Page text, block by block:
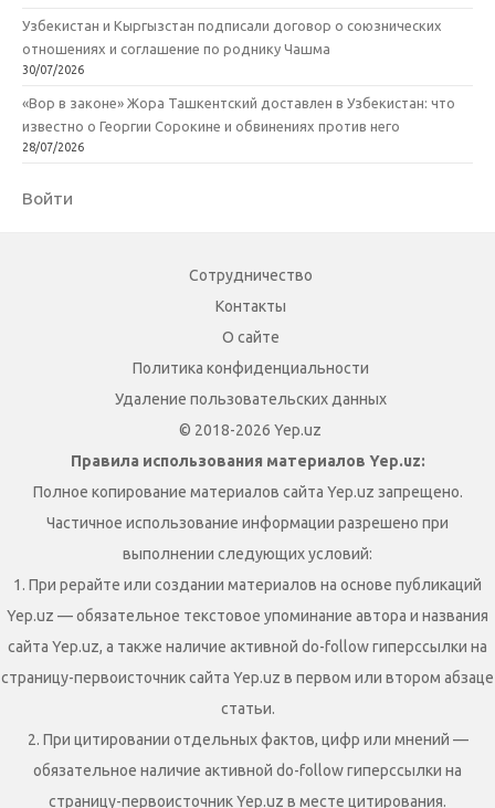
Узбекистан и Кыргызстан подписали договор о союзнических
отношениях и соглашение по роднику Чашма
30/07/2026
«Вор в законе» Жора Ташкентский доставлен в Узбекистан: что
известно о Георгии Сорокине и обвинениях против него
28/07/2026
Войти
Сотрудничество
Контакты
О сайте
Политика конфиденциальности
Удаление пользовательских данных
© 2018-2026 Yep.uz
Правила использования материалов Yep.uz:
Полное копирование материалов сайта Yep.uz запрещено.
Частичное использование информации разрешено при
выполнении следующих условий:
1. При рерайте или создании материалов на основе публикаций
Yep.uz — обязательное текстовое упоминание автора и названия
сайта Yep.uz, а также наличие активной do-follow гиперссылки на
страницу-первоисточник сайта Yep.uz в первом или втором абзаце
статьи.
2. При цитировании отдельных фактов, цифр или мнений —
обязательное наличие активной do-follow гиперссылки на
страницу-первоисточник Yep.uz в месте цитирования.